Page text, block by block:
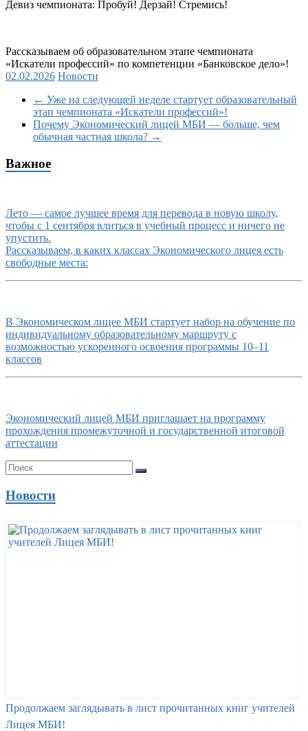
Девиз чемпионата: Пробуй! Дерзай! Стремись!
Рассказываем об образовательном этапе чемпионата
«Искатели профессий» по компетенции «Банковское дело»!
02.02.2026 Новости
← Уже на следующей неделе стартует образовательный
этап чемпионата «Искатели профессий»!
Почему Экономический лицей МБИ — больше, чем
обычная частная школа? →
Важное
Лето — самое лучшее время для перевода в новую школу,
чтобы с 1 сентября влиться в учебный процесс и ничего не
упустить.
Рассказываем, в каких классах Экономического лицея есть
свободные места:
В Экономическом лицее МБИ стартует набор на обучение по
индивидуальному образовательному маршруту с
возможностью ускоренного освоения программы 10–11
классов
Экономический лицей МБИ приглашает на программу
прохождения промежуточной и государственной итоговой
аттестации
Новости
Продолжаем заглядывать в лист прочитанных книг учителей
Лицея МБИ!